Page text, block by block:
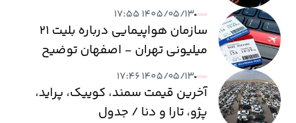
۱۴۰۵/۰۵/۱۳ ۱۷:۵۵
سازمان هواپیمایی درباره بلیت ۲۱
میلیونی تهران - اصفهان توضیح
داد۱۴۰۵/۰۵/۱۳ ۱۷:۴۶
آخرین قیمت سمند، کوییک، پراید،
پژو، تارا و دنا / جدول